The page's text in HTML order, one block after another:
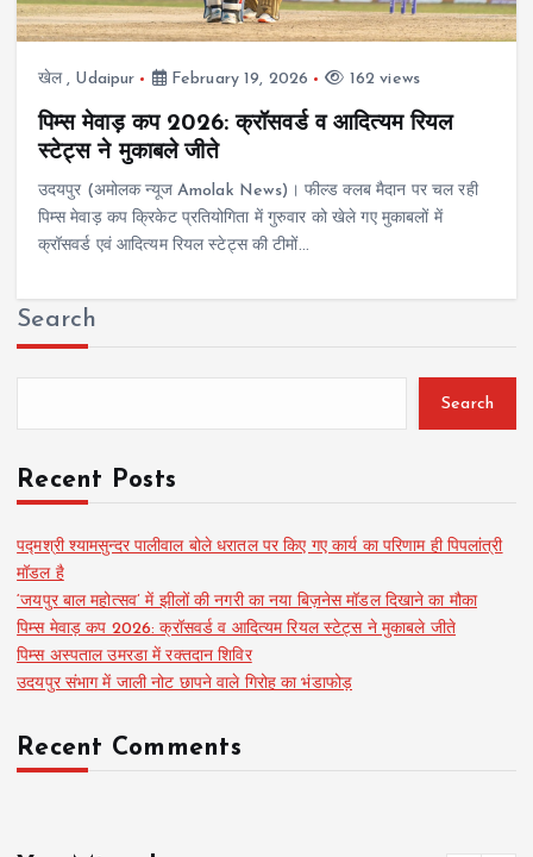
खेल, Udaipur February 19, 2026 162 views
पिम्स मेवाड़ कप 2026: क्रॉसवर्ड व आदित्यम रियल
स्टेट्स ने मुकाबले जीते
उदयपुर (अमोलक न्यूज Amolak News)। फील्ड क्लब मैदान पर चल रही
पिम्स मेवाड़ कप क्रिकेट प्रतियोगिता में गुरुवार को खेले गए मुकाबलों में
क्रॉसवर्ड एवं आदित्यम रियल स्टेट्स की टीमों…
Search
Search
Recent Posts
पद्मश्री श्यामसुन्दर पालीवाल बोले धरातल पर किए गए कार्य का परिणाम ही पिपलांत्री
मॉडल है
‘जयपुर बाल महोत्सव’ में झीलों की नगरी का नया बिज़नेस मॉडल दिखाने का मौका
पिम्स मेवाड़ कप 2026: क्रॉसवर्ड व आदित्यम रियल स्टेट्स ने मुकाबले जीते
पिम्स अस्पताल उमरडा में रक्तदान शिविर
उदयपुर संभाग में जाली नोट छापने वाले गिरोह का भंडाफोड़
Recent Comments